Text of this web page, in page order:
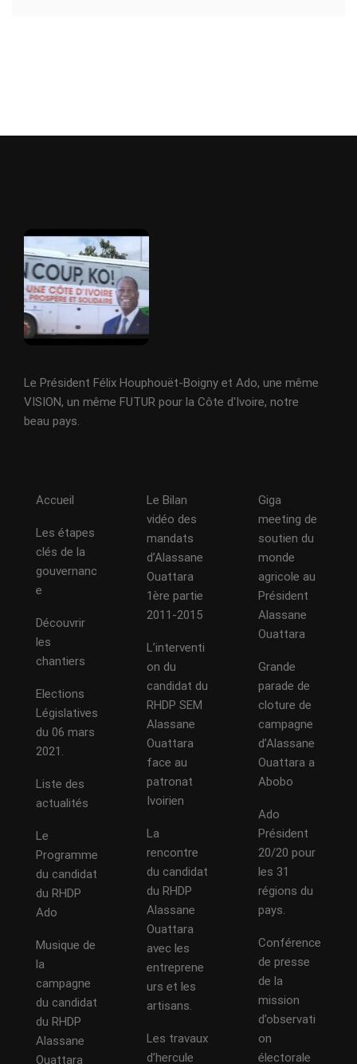
Le Président Félix Houphouët-Boigny et Ado, une même
VISION, un même FUTUR pour la Côte d'Ivoire, notre
beau pays.
Accueil
Les étapes
clés de la
gouvernanc
e
Découvrir
les
chantiers
Elections
Législatives
du 06 mars
2021.
Liste des
actualités
Le
Programme
du candidat
du RHDP
Ado
Musique de
la
campagne
du candidat
du RHDP
Alassane
Ouattara
Le Bilan
vidéo des
mandats
d’Alassane
Ouattara
1ère partie
2011-2015
L’interventi
on du
candidat du
RHDP SEM
Alassane
Ouattara
face au
patronat
Ivoirien
La
rencontre
du candidat
du RHDP
Alassane
Ouattara
avec les
entreprene
urs et les
artisans.
Les travaux
d’hercule
Giga
meeting de
soutien du
monde
agricole au
Président
Alassane
Ouattara
Grande
parade de
cloture de
campagne
d’Alassane
Ouattara a
Abobo
Ado
Président
20/20 pour
les 31
régions du
pays.
Conférence
de presse
de la
mission
d’observati
on
électorale